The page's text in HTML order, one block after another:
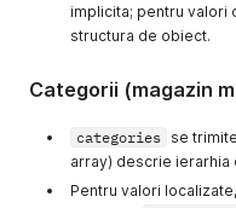
"vat_included" :
"vat": "Valoare TVA"
"ecotax"
"Valoare
"um": "Unitate de
"html_description":
"customSearchKeys":
"feedDescription":
implicita; pentru
structura de obiect.
Categorii (magazin
categories se
array) descrie ierarhia
Pentru valori